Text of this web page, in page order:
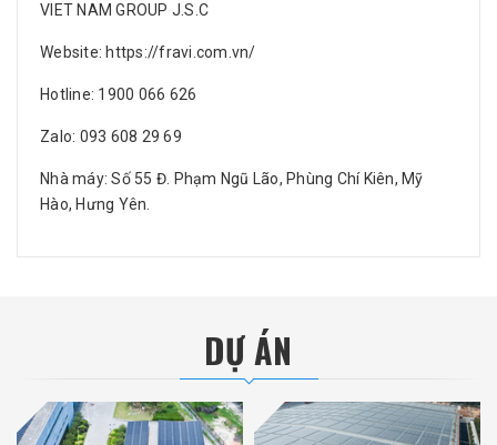
VIET NAM GROUP J.S.C
Website: https://fravi.com.vn/
Hotline: 1900 066 626
Zalo: 093 608 29 69
Nhà máy: Số 55 Đ. Phạm Ngũ Lão, Phùng Chí Kiên, Mỹ
Hào, Hưng Yên.
DỰ ÁN